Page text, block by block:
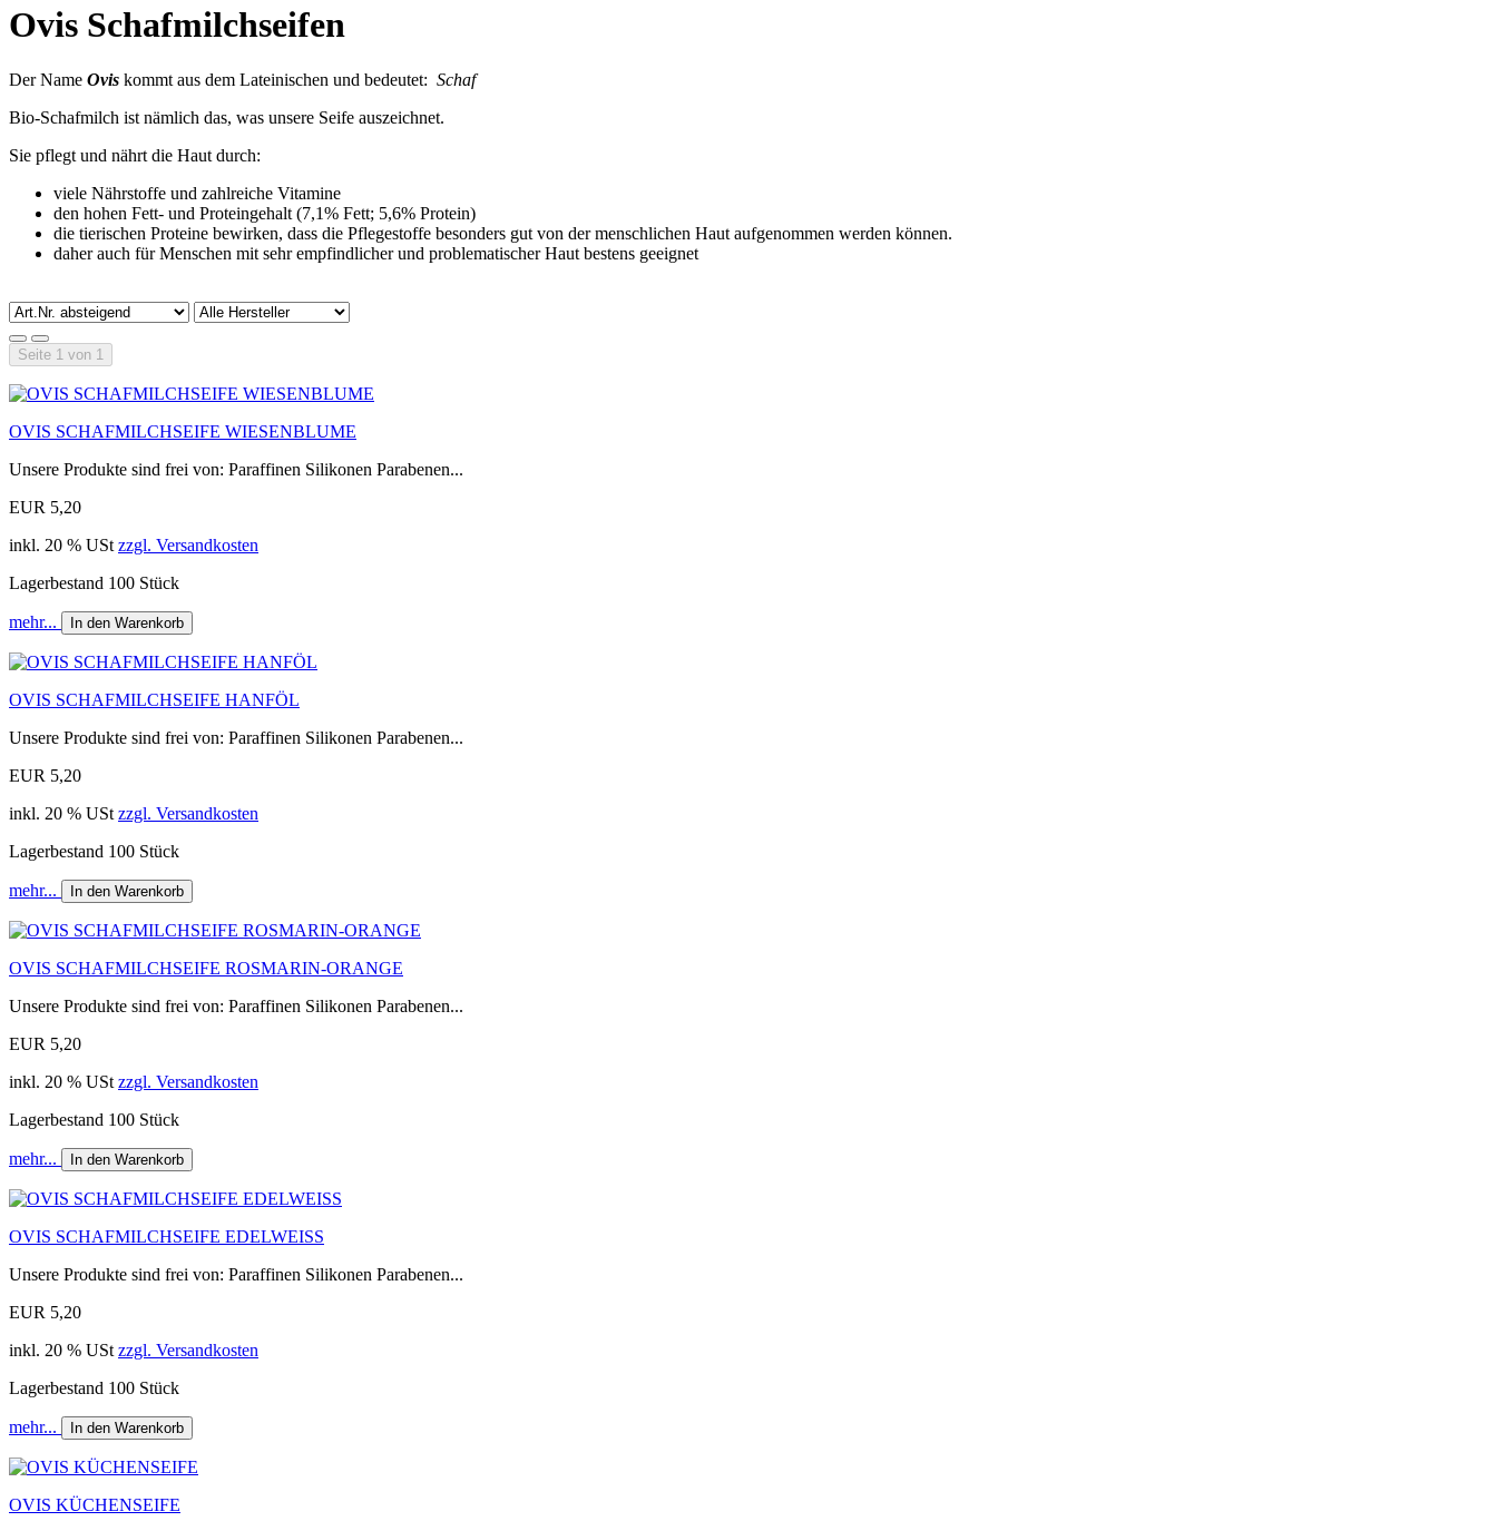
Ovis Schafmilchseifen
Der Name Ovis kommt aus dem Lateinischen und bedeutet: Schaf
Bio-Schafmilch ist nämlich das, was unsere Seife auszeichnet.
Sie pflegt und nährt die Haut durch:
viele Nährstoffe und zahlreiche Vitamine
den hohen Fett- und Proteingehalt (7,1% Fett; 5,6% Protein)
die tierischen Proteine bewirken, dass die Pflegestoffe besonders gut von der menschlichen Haut aufgenommen werden können.
daher auch für Menschen mit sehr empfindlicher und problematischer Haut bestens geeignet
Seite 1 von 1
OVIS SCHAFMILCHSEIFE WIESENBLUME
Unsere Produkte sind frei von: Paraffinen Silikonen Parabenen...
EUR 5,20
inkl. 20 % USt zzgl. Versandkosten
Lagerbestand 100 Stück
mehr... In den Warenkorb
OVIS SCHAFMILCHSEIFE HANFÖL
Unsere Produkte sind frei von: Paraffinen Silikonen Parabenen...
EUR 5,20
inkl. 20 % USt zzgl. Versandkosten
Lagerbestand 100 Stück
mehr... In den Warenkorb
OVIS SCHAFMILCHSEIFE ROSMARIN-ORANGE
Unsere Produkte sind frei von: Paraffinen Silikonen Parabenen...
EUR 5,20
inkl. 20 % USt zzgl. Versandkosten
Lagerbestand 100 Stück
mehr... In den Warenkorb
OVIS SCHAFMILCHSEIFE EDELWEISS
Unsere Produkte sind frei von: Paraffinen Silikonen Parabenen...
EUR 5,20
inkl. 20 % USt zzgl. Versandkosten
Lagerbestand 100 Stück
mehr... In den Warenkorb
OVIS KÜCHENSEIFE